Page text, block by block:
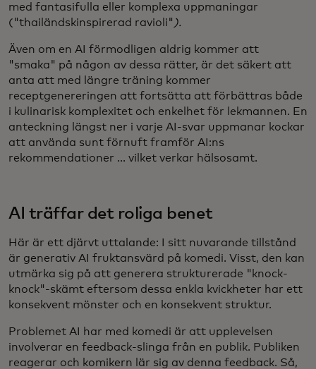
med fantasifulla eller komplexa uppmaningar
("thailändskinspirerad ravioli" ).
Även om en AI förmodligen aldrig kommer att
"smaka" på någon av dessa rätter, är det säkert att
anta att med längre träning kommer
receptgenereringen att fortsätta att förbättras både
i kulinarisk komplexitet och enkelhet för lekmannen. En
anteckning längst ner i varje AI-svar uppmanar kockar
att använda sunt förnuft framför AI:ns
rekommendationer ... vilket verkar hälsosamt.
AI träffar det roliga benet
Här är ett djärvt uttalande: I sitt nuvarande tillstånd
är generativ AI fruktansvärd på komedi. Visst, den kan
utmärka sig på att generera strukturerade "knock-
knock"-skämt eftersom dessa enkla kvickheter har ett
konsekvent mönster och en konsekvent struktur.
Problemet AI har med komedi är att upplevelsen
involverar en feedback-slinga från en publik. Publiken
reagerar och komikern lär sig av denna feedback. Så,